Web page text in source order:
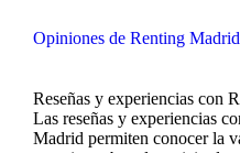
Opiniones de Renting Madrid
Reseñas y experiencias con
Las reseñas y experiencias
Madrid permiten conocer la